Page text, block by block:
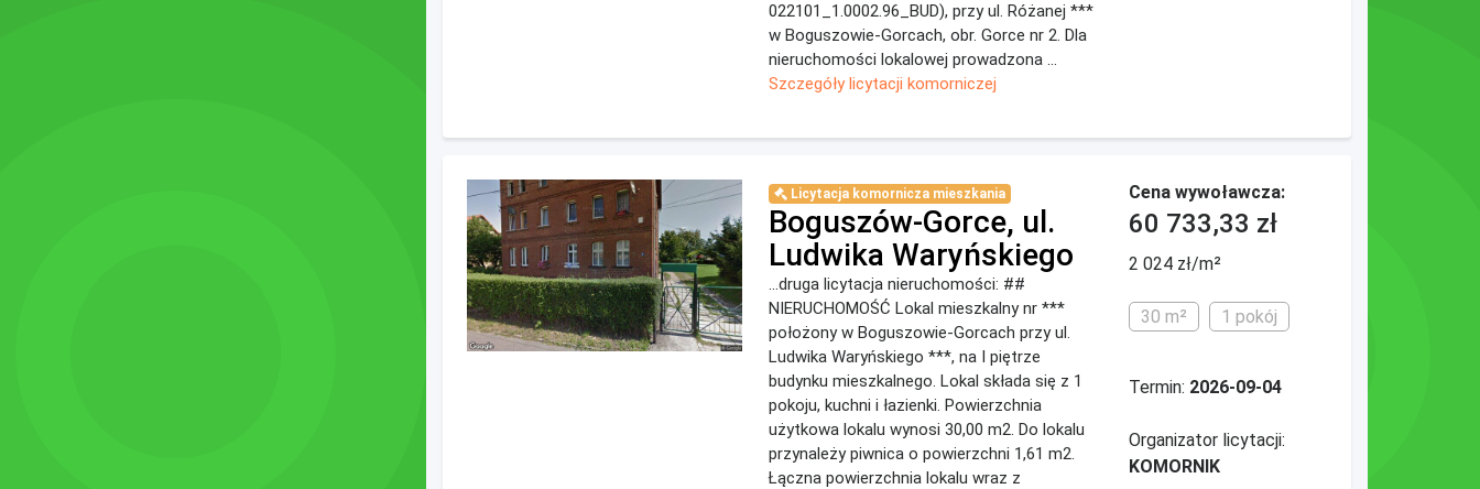
022101_1.0002.96_BUD), przy ul. Różanej ***
w Boguszowie-Gorcach, obr. Gorce nr 2. Dla
nieruchomości lokalowej prowadzona ...
Szczegóły licytacji komorniczej
Licytacja komornicza mieszkania
Boguszów-Gorce, ul.
Ludwika Waryńskiego
...druga licytacja nieruchomości: ##
NIERUCHOMOŚĆ Lokal mieszkalny nr ***
położony w Boguszowie-Gorcach przy ul.
Ludwika Waryńskiego ***, na I piętrze
budynku mieszkalnego. Lokal składa się z 1
pokoju, kuchni i łazienki. Powierzchnia
użytkowa lokalu wynosi 30,00 m2. Do lokalu
przynależy piwnica o powierzchni 1,61 m2.
Łączna powierzchnia lokalu wraz z
Cena wywoławcza:
60 733,33 zł
2 024 zł/m²
30 m² 1 pokój
Termin: 2026-09-04
Organizator licytacji:
KOMORNIK